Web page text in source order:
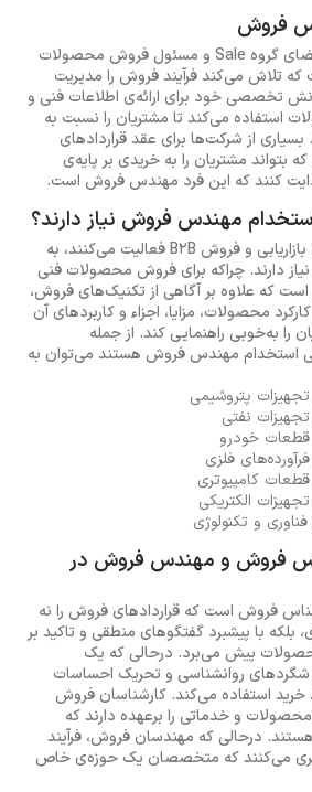
فروش
مهندس فروش یکی از اعضای گروه Sale و مسئول فروش محصولات
تلاش می‌کند فرآیند فروش را مدیریت
تخصصی خود برای ارائه‌ی اطلاعات فنی و
استفاده می‌کند تا مشتریان را نسبت به
از شرکت‌ها برای عقد قراردادهای
بتواند مشتریان را به خریدی بر پایه‌ی
کنند که این فرد مهندس فروش است.
مهندس فروش نیاز دارند؟
شرکت‌هایی که در حوزه‌ی بازاریابی و فروش B2B فعالیت می‌کنند، به
دارند. چراکه برای فروش محصولات فنی
است که علاوه بر آگاهی از تکنیک‌های فروش،
محصولات، مزایا، اجزاء و کاربردهای آن
را به‌خوبی راهنمایی کند. از جمله
استخدام مهندس فروش هستند می‌توان به
پتروشیمی
نفتی
خودرو
فلزی
کامپیوتری
الکتریکی
و تکنولوژی
فروش و مهندس فروش در
فروش است که قراردادهای فروش را نه
بلکه با پیشبرد گفتگوهای منطقی و تاکید بر
پیش می‌برد. درحالی که یک
روانشناسی و تحریک احساسات
خرید استفاده می‌کند. کارشناسان فروش
و خدماتی را برعهده دارند که
درحالی که مهندسان فروش، فرآیند
می‌کنند که متخصصان یک حوزه‌ی خاص